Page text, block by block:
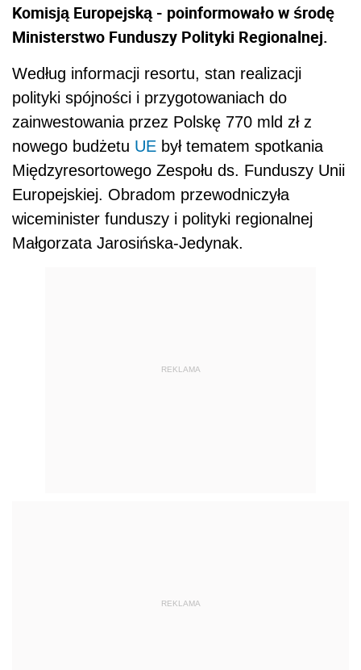
Komisją Europejską - poinformowało w środę
Ministerstwo Funduszy Polityki Regionalnej.
Według informacji resortu, stan realizacji
polityki spójności i przygotowaniach do
zainwestowania przez Polskę 770 mld zł z
nowego budżetu UE był tematem spotkania
Międzyresortowego Zespołu ds. Funduszy Unii
Europejskiej. Obradom przewodniczyła
wiceminister funduszy i polityki regionalnej
Małgorzata Jarosińska-Jedynak.
REKLAMA
REKLAMA